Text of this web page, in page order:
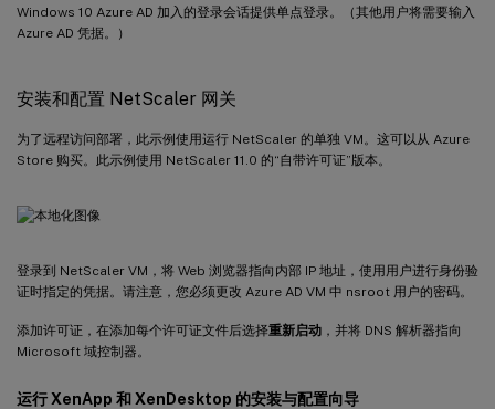
Windows 10 Azure AD 加入的登录会话提供单点登录。（其他用户将需要输入
Azure AD 凭据。）
安装和配置 NetScaler 网关
为了远程访问部署，此示例使用运行 NetScaler 的单独 VM。这可以从 Azure
Store 购买。此示例使用 NetScaler 11.0 的“自带许可证”版本。
登录到 NetScaler VM，将 Web 浏览器指向内部 IP 地址，使用用户进行身份验
证时指定的凭据。请注意，您必须更改 Azure AD VM 中 nsroot 用户的密码。
添加许可证，在添加每个许可证文件后选择重新启动 ，并将 DNS 解析器指向
Microsoft 域控制器。
运行 XenApp 和 XenDesktop 的安装与配置向导